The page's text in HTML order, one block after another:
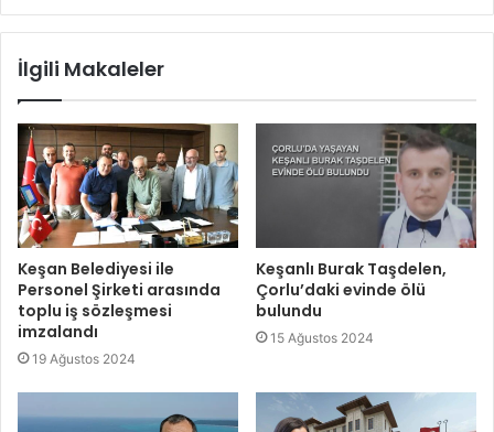
İlgili Makaleler
Keşan Belediyesi ile
Personel Şirketi arasında
toplu iş sözleşmesi
imzalandı
19 Ağustos 2024
Keşanlı Burak Taşdelen,
Çorlu’daki evinde ölü
bulundu
15 Ağustos 2024